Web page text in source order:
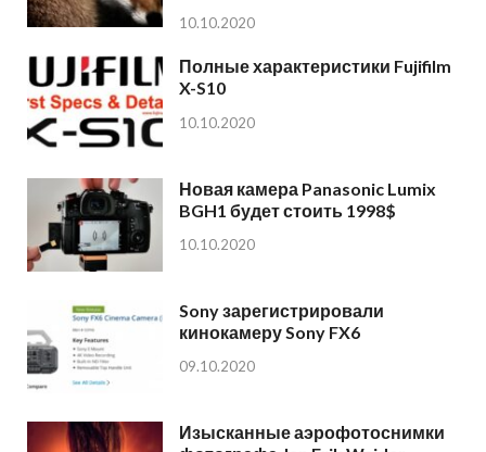
10.10.2020
Полные характеристики Fujifilm
X-S10
10.10.2020
Новая камера Panasonic Lumix
BGH1 будет стоить 1998$
10.10.2020
Sony зарегистрировали
кинокамеру Sony FX6
09.10.2020
Изысканные аэрофотоснимки